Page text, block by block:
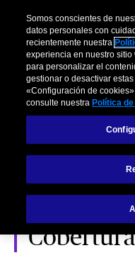
Sepelio
Código SBS:
Cobertura
Somos conscientes de
datos personales con
recientemente nuestra
experiencia en nuestro
para personalizar el
gestionar o desactivar
«Configuración de
consulte nuestra Política